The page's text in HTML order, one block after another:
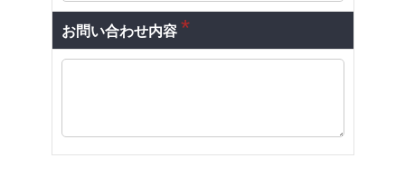
お問い合わせ内容 *